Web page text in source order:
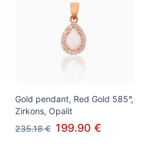
Gold pendant, Red Gold 585°,
Zirkons, Opalit
235.18 € 199.90 €